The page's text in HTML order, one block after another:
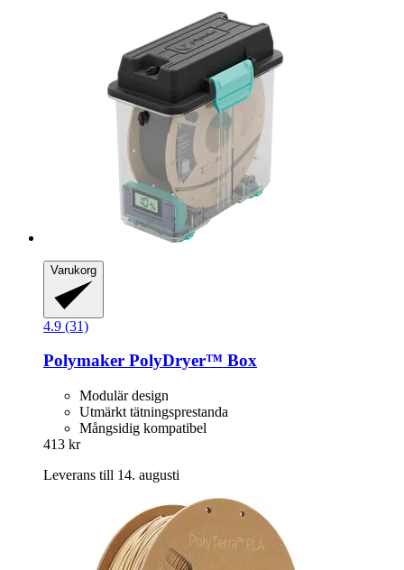
Varukorg
4.9 (31)
Polymaker PolyDryer™ Box
Modulär design
Utmärkt tätningsprestanda
Mångsidig kompatibel
413 kr
Leverans till 14. augusti